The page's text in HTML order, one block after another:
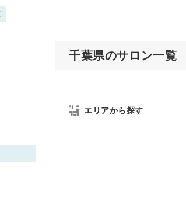
千葉県のサロン一覧
エリアから探す